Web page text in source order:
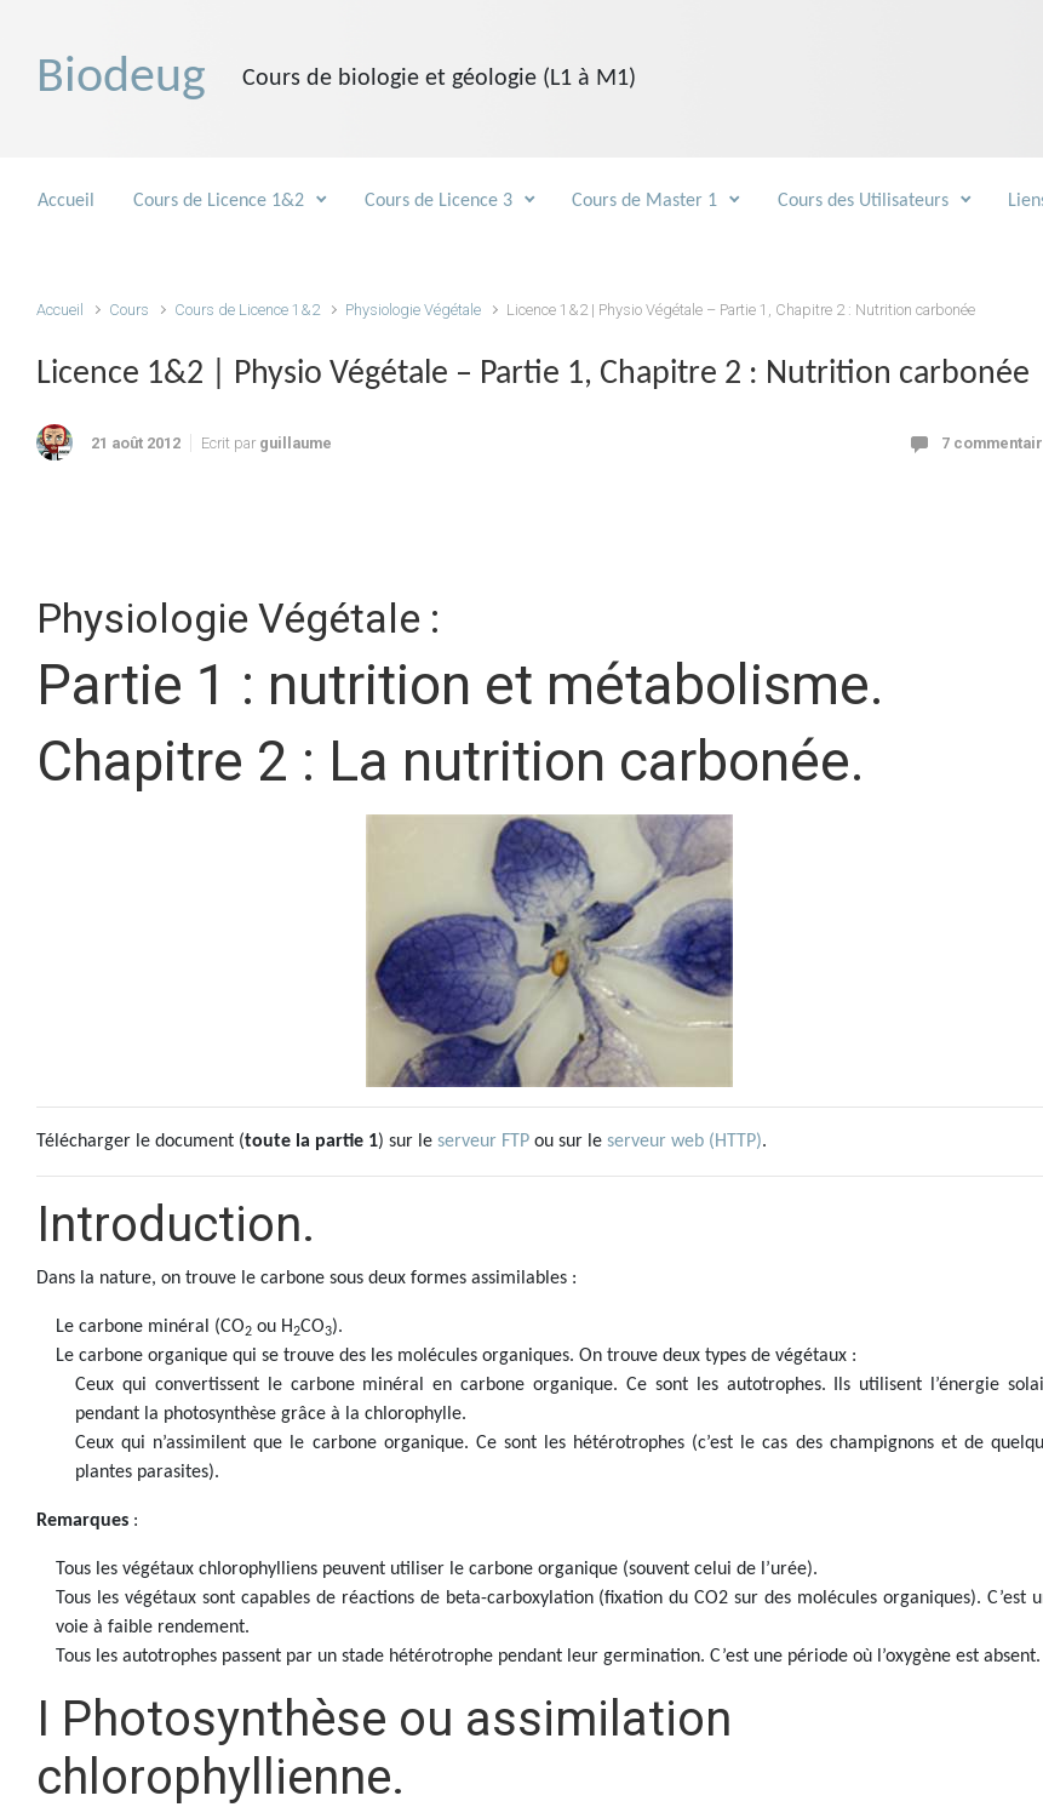
Biodeug Cours de biologie et géologie (L1 à M1)
Accueil Cours de Licence 1&2 Cours de Licence 3 Cours de Master 1 Cours des Utilisateurs
Accueil Cours Cours de Licence 1&2 Physiologie Végétale Licence 1&2 | Physio Végétale – Partie 1, Chapitre 2 : Nutrition carbonée
Licence 1&2 | Physio Végétale – Partie 1, Chapitre 2 : Nutrition carbonée
21 août 2012 Ecrit par guillaume 7
Physiologie Végétale :
Partie 1 : nutrition et métabolisme.
Chapitre 2 : La nutrition carbonée.
Télécharger le document (toute la partie 1) sur le serveur FTP ou sur le serveur web (HTTP).
Introduction.
Dans la nature, on trouve le carbone sous deux formes assimilables :
Le carbone minéral (CO2 ou H2CO3).
Le carbone organique qui se trouve des les molécules organiques. On trouve deux types de végétaux :
Ceux qui convertissent le carbone minéral en carbone organique. Ce sont les autotrophes. Ils utilisent l’énergie
pendant la photosynthèse grâce à la chlorophylle.
Ceux qui n’assimilent que le carbone organique. Ce sont les hétérotrophes (c’est le cas des champignons et de
plantes parasites).
Remarques :
Tous les végétaux chlorophylliens peuvent utiliser le carbone organique (souvent celui de l’urée).
Tous les végétaux sont capables de réactions de beta-carboxylation (fixation du CO2 sur des molécules organiques). C’est
voie à faible rendement.
Tous les autotrophes passent par un stade hétérotrophe pendant leur germination. C’est une période où l’oxygène est absent.
I Photosynthèse ou assimilation
chlorophyllienne.